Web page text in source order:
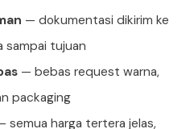
— dokumentasi dikirim ke
sampai tujuan
— bebas request warna,
packaging
semua harga tertera jelas,